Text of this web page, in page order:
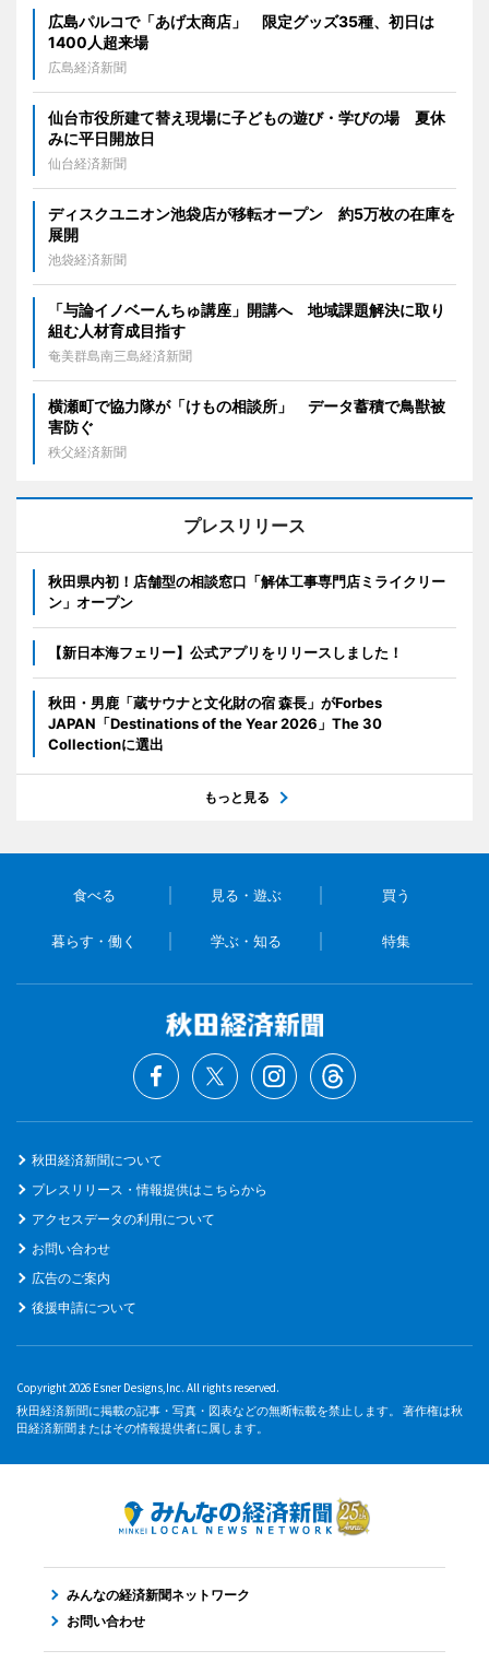
広島パルコで「あげ太商店」 限定グッズ35種、初日は
1400人超来場
広島経済新聞
仙台市役所建て替え現場に子どもの遊び・学びの場 夏休
みに平日開放日
仙台経済新聞
ディスクユニオン池袋店が移転オープン 約5万枚の在庫を
展開
池袋経済新聞
「与論イノベーんちゅ講座」開講へ 地域課題解決に取り
組む人材育成目指す
奄美群島南三島経済新聞
横瀬町で協力隊が「けもの相談所」 データ蓄積で鳥獣被
害防ぐ
秩父経済新聞
プレスリリース
秋田県内初！店舗型の相談窓口「解体工事専門店ミライクリー
ン」オープン
【新日本海フェリー】公式アプリをリリースしました！
秋田・男鹿「蔵サウナと文化財の宿 森長」がForbes
JAPAN「Destinations of the Year 2026」The 30
Collectionに選出
もっと見る
食べる 見る・遊ぶ 買う
暮らす・働く 学ぶ・知る 特集
秋田経済新聞について
プレスリリース・情報提供はこちらから
アクセスデータの利用について
お問い合わせ
広告のご案内
後援申請について
Copyright 2026 Esner Designs,Inc. All rights reserved.
秋田経済新聞に掲載の記事・写真・図表などの無断転載を禁止します。 著作権は秋
田経済新聞またはその情報提供者に属します。
みんなの経済新聞ネットワーク
お問い合わせ